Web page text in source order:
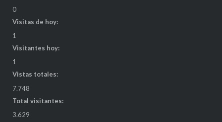
0
Visitas de hoy:
1
Visitantes hoy:
1
Vistas totales:
7.748
Total visitantes:
3.629